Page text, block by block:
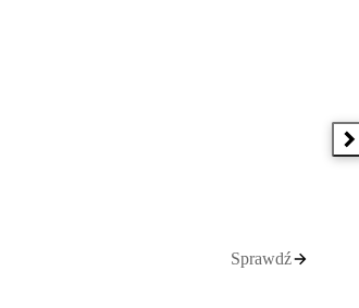
Sprawdź